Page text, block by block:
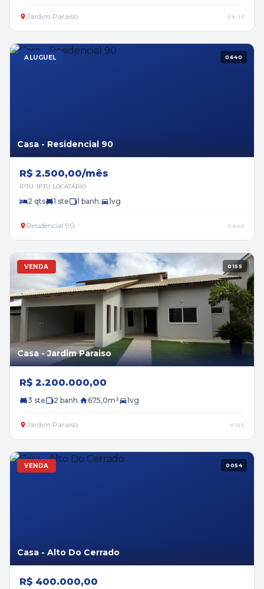
Jardim Paraíso 09-15
ALUGUEL 0640
Casa - Residencial 90
R$ 2.500,00/mês
IPTU: IPTU LOCATÁRIO
2 qts 1 ste 1 banh. 1vg
Residencial 90 0640
VENDA 0155
Casa - Jardim Paraiso
R$ 2.200.000,00
3 ste 2 banh. 675,0m² 1vg
Jardim Paraíso 0155
VENDA 0054
Casa - Alto Do Cerrado
R$ 400.000,00